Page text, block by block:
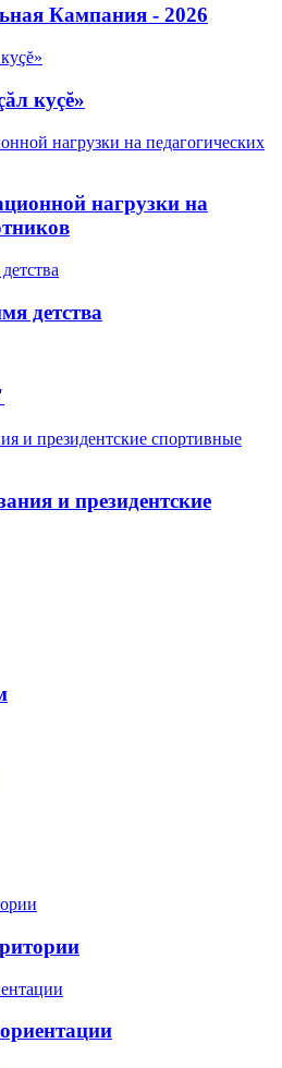
Кампания - 2026
куçĕ»
нагрузки на
детства
и президентские